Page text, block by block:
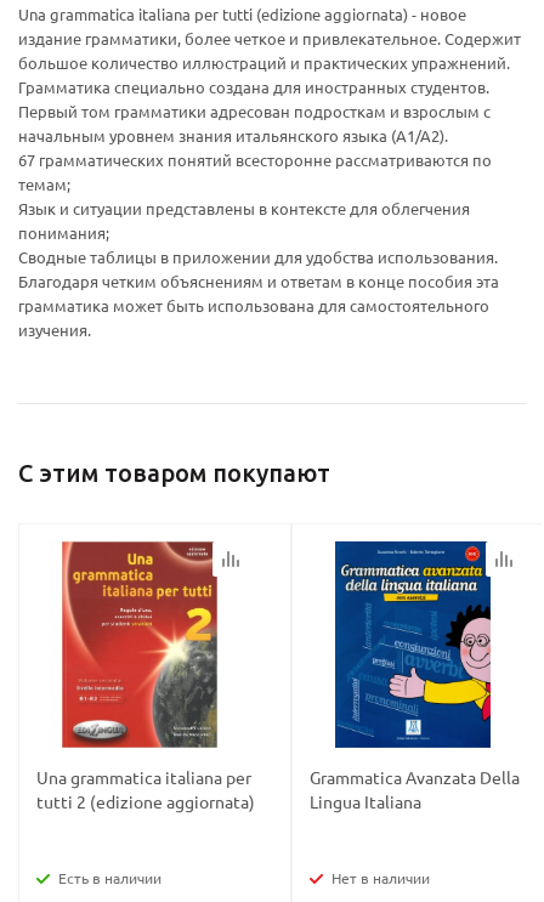
Una grammatica italiana per tutti (edizione aggiornata) - новое
издание грамматики, более четкое и привлекательное. Содержит
большое количество иллюстраций и практических упражнений.
Грамматика специально создана для иностранных студентов.
Первый том грамматики адресован подросткам и взрослым с
начальным уровнем знания итальянского языка (А1/А2).
67 грамматических понятий всесторонне рассматриваются по
темам;
Язык и ситуации представлены в контексте для облегчения
понимания;
Сводные таблицы в приложении для удобства использования.
Благодаря четким объяснениям и ответам в конце пособия эта
грамматика может быть использована для самостоятельного
изучения.
С этим товаром покупают
Una grammatica italiana per
tutti 2 (edizione aggiornata)
Есть в наличии
Grammatica Avanzata Della
Lingua Italiana
Нет в наличии
Ваш E-mail:
политикой
конфидициальности
Ваш E-mail:
политикой
конфидициальности